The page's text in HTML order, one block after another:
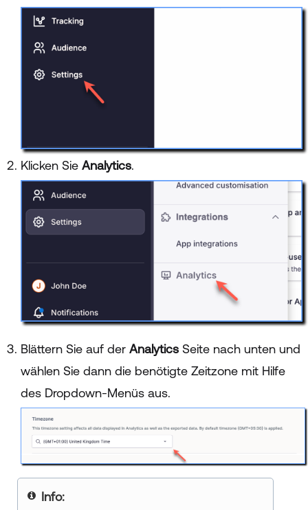
Klicken Sie Analytics.
Blättern Sie auf der Analytics Seite nach unten und
wählen Sie dann die benötigte Zeitzone mit Hilfe
des Dropdown-Menüs aus.
your title goes here